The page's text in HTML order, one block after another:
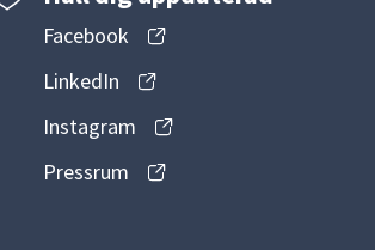
Facebook
LinkedIn
Instagram
Pressrum